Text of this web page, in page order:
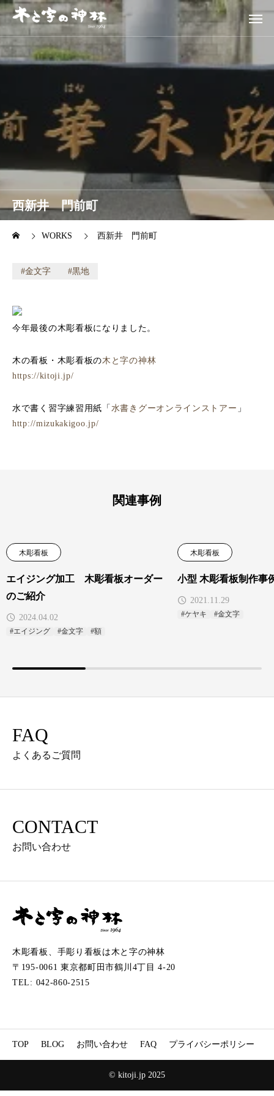
西新井 門前町
WORKS 西新井 門前町
金文字 黒地
今年最後の木彫看板になりました。
木の看板・木彫看板の木と字の神林
https://kitoji.jp/
水で書く習字練習用紙「 水書きグーオンラインストアー 」
http://mizukakigoo.jp/
関連事例
木彫看板
エイジング加工 木彫看板オーダー
のご紹介
2024.04.02
#エイジング #金文字 #額
木彫看板
小型 木彫看板制作事
2021.11.29
#ケヤキ #金文字
FAQ
よくあるご質問
CONTACT
お問い合わせ
木彫看板、手彫り看板は木と字の神林
〒195-0061 東京都町田市鶴川4丁目 4-20
TEL: 042-860-2515
TOP BLOG お問い合わせ FAQ プライバシーポリシー
© kitoji.jp 2025